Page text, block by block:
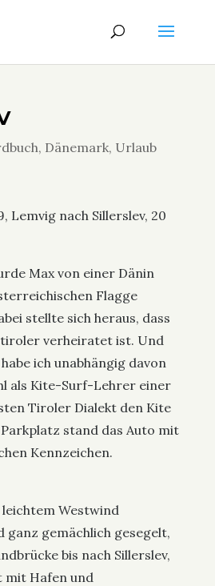
, Dänemark, Urlaub
Lemvig nach Sillerslev, 20
Max von einer Dänin
Flagge
stellte sich heraus, dass
verheiratet ist. Und
ich unabhängig davon
als Kite-Surf-Lehrer einer
Tiroler Dialekt den Kite
stand das Auto mit
Kennzeichen.
Westwind
ganz gemächlich gesegelt,
bis nach Sillerslev,
mit Hafen und